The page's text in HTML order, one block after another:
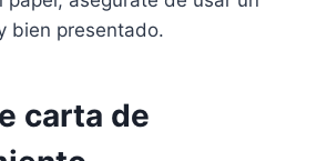
bien presentado.
carta de